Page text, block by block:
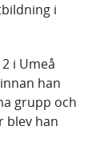
i
i Umeå
han
grupp och
blev han